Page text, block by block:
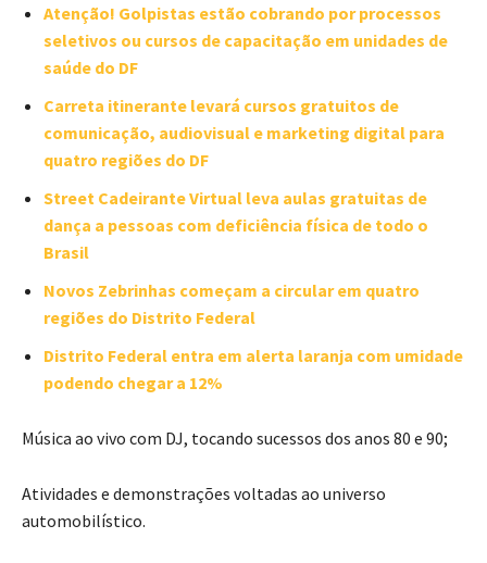
Atenção! Golpistas estão cobrando por processos
seletivos ou cursos de capacitação em unidades de
saúde do DF
Carreta itinerante levará cursos gratuitos de
comunicação, audiovisual e marketing digital para
quatro regiões do DF
Street Cadeirante Virtual leva aulas gratuitas de
dança a pessoas com deficiência física de todo o
Brasil
Novos Zebrinhas começam a circular em quatro
regiões do Distrito Federal
Distrito Federal entra em alerta laranja com umidade
podendo chegar a 12%
Música ao vivo com DJ, tocando sucessos dos anos 80 e 90;
Atividades e demonstrações voltadas ao universo
automobilístico.